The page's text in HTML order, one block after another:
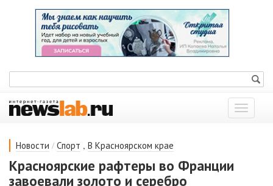
Показать
меню
Новости / Спорт , В Красноярском крае
Красноярские рафтеры во Франции
завоевали золото и серебро